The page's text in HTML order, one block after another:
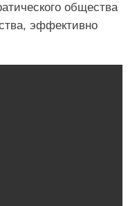
общества
эффективно